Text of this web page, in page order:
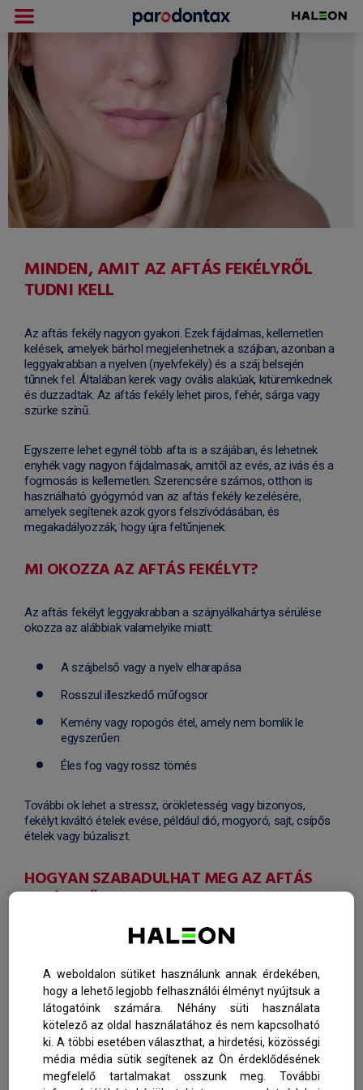
MINDEN, AMIT AZ AFTÁS FEKÉLYRŐL
TUDNI KELL
Az aftás fekély nagyon gyakori. Ezek fájdalmas, kellemetlen
kelések, amelyek bárhol megjelenhetnek a szájban, azonban a
leggyakrabban a nyelven (nyelvfekély) és a száj belsején
tűnnek fel. Általában kerek vagy ovális alakúak, kitüremkednek
és duzzadtak. Az aftás fekély lehet piros, fehér, sárga vagy
szürke színű.
Egyszerre lehet egynél több afta is a szájában, és lehetnek
enyhék vagy nagyon fájdalmasak, amitől az evés, az ivás és a
fogmosás is kellemetlen. Szerencsére számos, otthon is
használható gyógymód van az aftás fekély kezelésére,
amelyek segítenek azok gyors felszívódásában, és
megakadályozzák, hogy újra feltűnjenek.
MI OKOZZA AZ AFTÁS FEKÉLYT?
Az aftás fekélyt leggyakrabban a szájnyálkahártya sérülése
okozza az alábbiak valamelyike miatt:
A szájbelső vagy a nyelv elharapása
Rosszul illeszkedő műfogsor
Kemény vagy ropogós étel, amely nem bomlik le
egyszerűen
Éles fog vagy rossz tömés
További ok lehet a stressz, örökletesség vagy bizonyos,
fekélyt kiváltó ételek evése, például dió, mogyoró, sajt, csípős
ételek vagy búzaliszt.
HOGYAN SZABADULHAT MEG AZ AFTÁS
FEKÉLYTŐL?
Az aftás fekély általában magától felszívódik nagyjából egy
egyikét, amelyek segíthetnek felgyorsítani a gyógyulást, és
megakadályozzák, hogy az afta újra feltűnjön.
Használjon mikróbaellenes szájvizet, például
Corsodyl 0.2% szájvizet. Ez nem akadályozza meg,
hogy az afta újra feltűnjön, de felgyorsíthatja a
gyógyulást és megelőzheti a fertőzést.
A weboldalon sütiket használunk annak érdekében,
hogy a lehető legjobb felhasználói élményt nyújtsuk a
látogatóink számára. Néhány süti használata
kötelező az oldal használatához és nem kapcsolható
ki. A többi esetében választhat, a hirdetési, közösségi
média média sütik segítenek az Ön érdeklődésének
megfelelő tartalmakat osszunk meg. További